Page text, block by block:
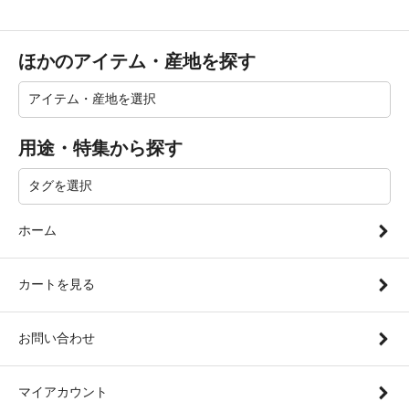
ほかのアイテム・産地を探す
用途・特集から探す
ホーム
カートを見る
お問い合わせ
マイアカウント